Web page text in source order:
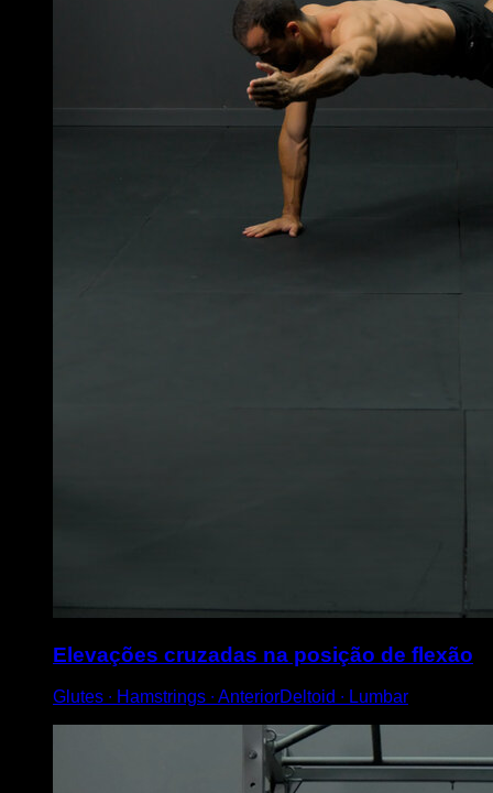
Elevações cruzadas na posição de flexão
Glutes ∙ Hamstrings ∙ AnteriorDeltoid ∙ Lumbar